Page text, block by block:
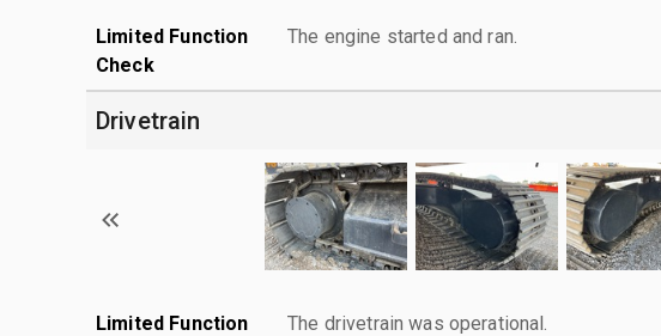
Limited Function
Check
The engine started and ran.
Drivetrain
Limited Function
The drivetrain was operational.